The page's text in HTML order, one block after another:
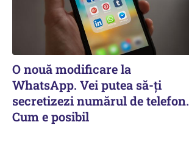
O nouă modificare la
WhatsApp. Vei putea să-ți
secretizezi numărul de telefon.
Cum e posibil